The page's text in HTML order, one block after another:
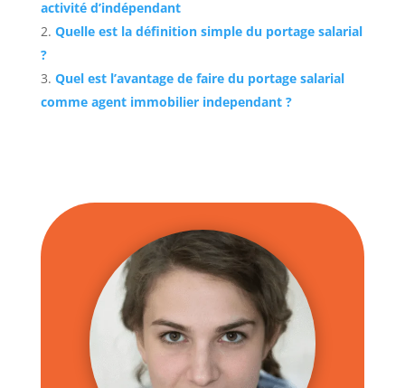
activité d’indépendant
Quelle est la définition simple du portage salarial
?
Quel est l’avantage de faire du portage salarial
comme agent immobilier independant ?